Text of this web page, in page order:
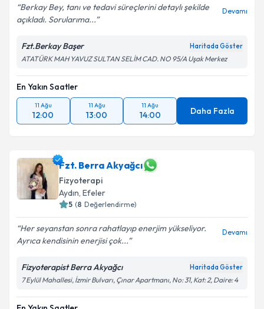
Berkay Bey, tanı ve tedavi süreçlerini detaylı şekilde
açıkladı. Sorularıma...
Devamı
Fzt.Berkay Başer Haritada Göster
ATATÜRK MAH YAVUZ SULTAN SELİM CAD. NO 95/A Uşak Merkez
En Yakın Saatler
11 Ağu
12:00
11 Ağu
13:00
11 Ağu
14:00 Daha Fazla
Fzt. Berra Akyağcı
Fizyoterapi
Aydın, Efeler
5 (8 Değerlendirme)
Her seyanstan sonra rahatlayıp enerjim yükseliyor.
Ayrıca kendisinin enerjisi çok...
Devamı
Fizyoterapist Berra Akyağcı Haritada Göster
7 Eylül Mahallesi, İzmir Bulvarı, Çınar Apartmanı, No: 31, Kat: 2, Daire: 4